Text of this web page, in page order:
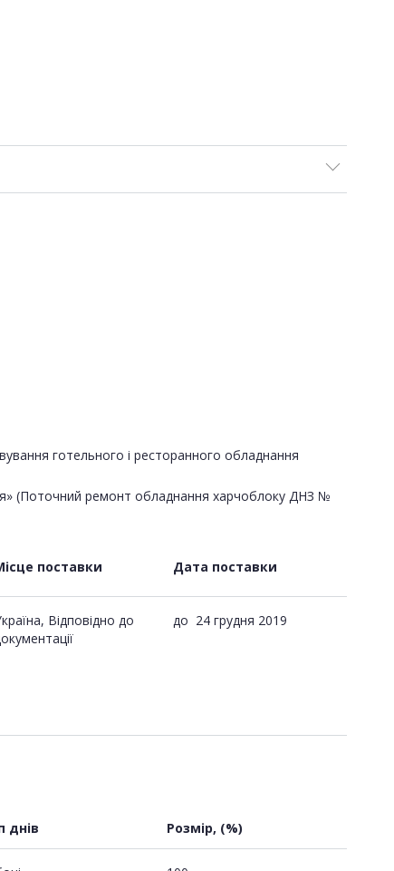
готельного і ресторанного обладнання
(Поточний ремонт обладнання харчоблоку ДНЗ №
поставки Дата поставки
Відповідно до
до 24 грудня 2019
днів Розмір, (%)